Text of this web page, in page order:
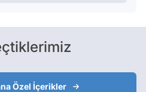
Özel İçerikler